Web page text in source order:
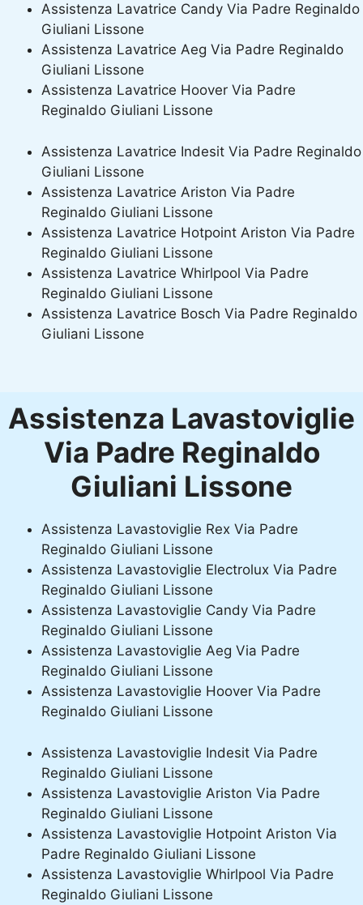
Assistenza Lavatrice Candy Via Padre Reginaldo
Giuliani Lissone
Assistenza Lavatrice Aeg Via Padre Reginaldo
Giuliani Lissone
Assistenza Lavatrice Hoover Via Padre
Reginaldo Giuliani Lissone
Assistenza Lavatrice Indesit Via Padre Reginaldo
Giuliani Lissone
Assistenza Lavatrice Ariston Via Padre
Reginaldo Giuliani Lissone
Assistenza Lavatrice Hotpoint Ariston Via Padre
Reginaldo Giuliani Lissone
Assistenza Lavatrice Whirlpool Via Padre
Reginaldo Giuliani Lissone
Assistenza Lavatrice Bosch Via Padre Reginaldo
Giuliani Lissone
Assistenza Lavastoviglie
Via Padre Reginaldo
Giuliani Lissone
Assistenza Lavastoviglie Rex Via Padre
Reginaldo Giuliani Lissone
Assistenza Lavastoviglie Electrolux Via Padre
Reginaldo Giuliani Lissone
Assistenza Lavastoviglie Candy Via Padre
Reginaldo Giuliani Lissone
Assistenza Lavastoviglie Aeg Via Padre
Reginaldo Giuliani Lissone
Assistenza Lavastoviglie Hoover Via Padre
Reginaldo Giuliani Lissone
Assistenza Lavastoviglie Indesit Via Padre
Reginaldo Giuliani Lissone
Assistenza Lavastoviglie Ariston Via Padre
Reginaldo Giuliani Lissone
Assistenza Lavastoviglie Hotpoint Ariston Via
Padre Reginaldo Giuliani Lissone
Assistenza Lavastoviglie Whirlpool Via Padre
Reginaldo Giuliani Lissone